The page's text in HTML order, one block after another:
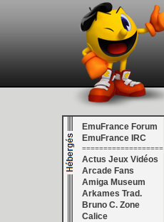
EmuFrance Forum
EmuFrance IRC
===================
Actus Jeux Vidéos
Arcade Fans
Amiga Museum
Arkames Trad.
Bruno C. Zone
Calice